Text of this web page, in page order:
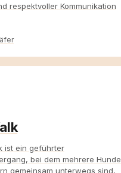
respektvoller Kommunikation
ist ein geführter
bei dem mehrere Hunde
gemeinsam unterwegs sind,